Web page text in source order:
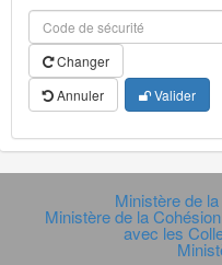
Changer
Annuler
Valider
Ministère de
Ministère de la
avec les